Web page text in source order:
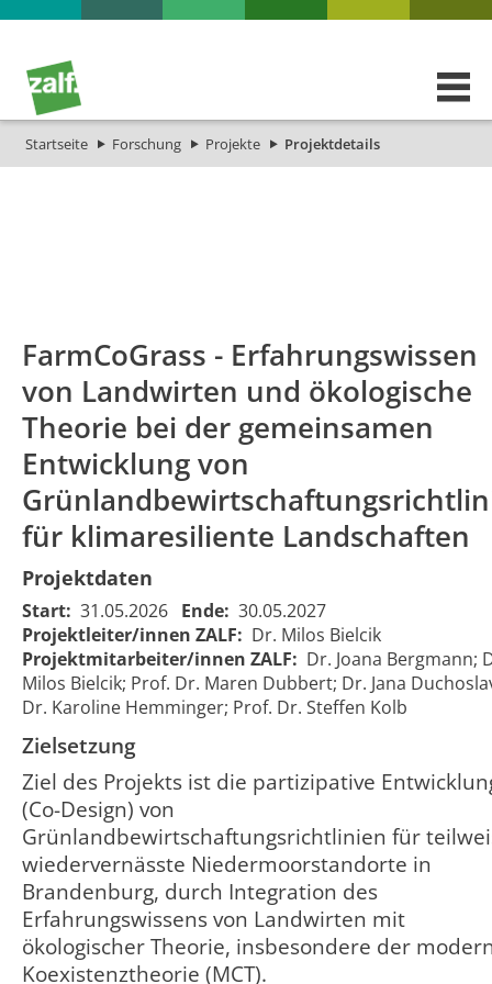
Startseite Forschung Projekte Projektdetails
FarmCoGrass - Erfahrungswissen
von Landwirten und ökologische
Theorie bei der gemeinsamen
Entwicklung von
für klimaresiliente Landschaften
Projektdaten
Start: 31.05.2026 Ende: 30.05.2027
Projektleiter/innen ZALF: Dr. Milos Bielcik
Projektmitarbeiter/innen ZALF: Dr. Joana Bergmann;
Milos Bielcik; Prof. Dr. Maren Dubbert; Dr. Jana
Dr. Karoline Hemminger; Prof. Dr. Steffen Kolb
Zielsetzung
Ziel des Projekts ist die partizipative
(Co-Design) von
Grünlandbewirtschaftungsrichtlinien für
wiedervernässte Niedermoorstandorte in
Brandenburg, durch Integration des
Erfahrungswissens von Landwirten mit
ökologischer Theorie, insbesondere der
Koexistenztheorie (MCT).